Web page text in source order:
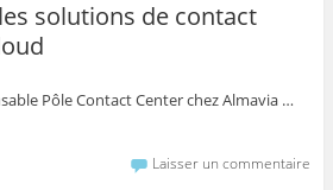
solutions de contact
Pôle Contact Center chez Almavia …
Laisser un commentaire